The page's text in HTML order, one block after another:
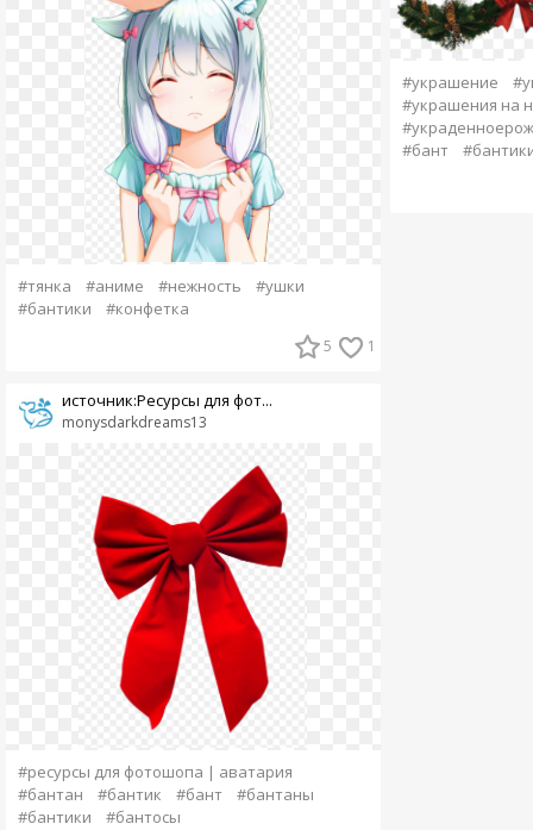
#тянка #аниме #нежность
#ушки
#бантики
#конфетка
5 1
monysdarkdreams13
источник:Ресурсы для фот...
#ресурсы для фотошопа | аватария
#бантан
#бантик #бант
#бантаны
#бантики
#бантосы
#украшение
#украшения на
#бант